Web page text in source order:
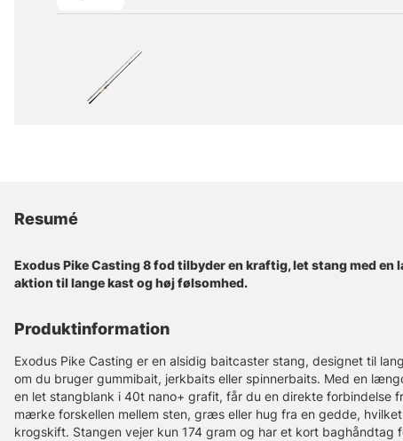
Resumé
Exodus Pike Casting 8 fod tilbyder en kraftig, let stang med en
aktion til lange kast og høj følsomhed.
Produktinformation
Exodus Pike Casting er en alsidig baitcaster stang, designet til
om du bruger gummibait, jerkbaits eller spinnerbaits. Med en
en let stangblank i 40t nano+ grafit, får du en direkte forbindelse
mærke forskellen mellem sten, græs eller hug fra en gedde,
krogskift. Stangen vejer kun 174 gram og har et kort baghåndtag